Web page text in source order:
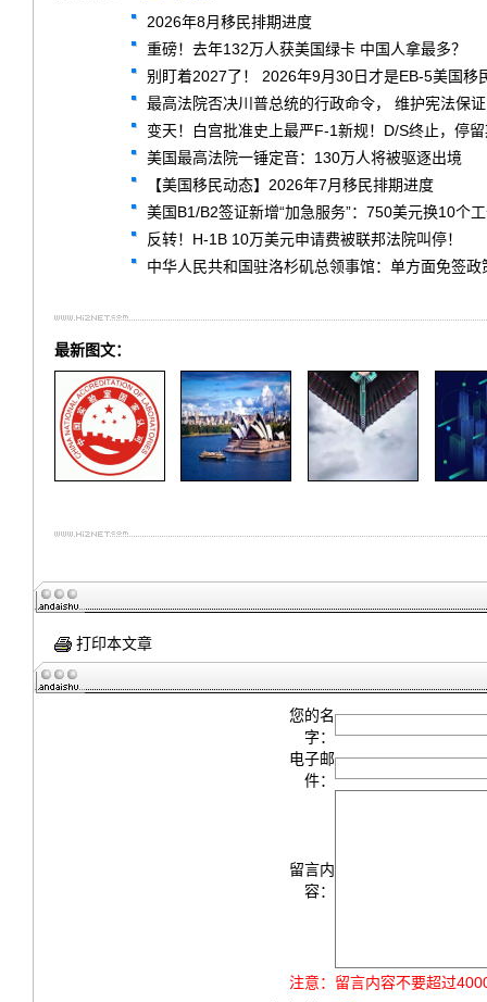
2026年8月移民排期进度
重磅！去年132万人获美国绿卡 中国人拿最多？
别盯着2027了！ 2026年9月30日才是EB-5美国移
最高法院否决川普总统的行政命令， 维护宪法保
变天！白宫批准史上最严F-1新规！D/S终止，停
美国最高法院一锤定音：130万人将被驱逐出境
【美国移民动态】2026年7月移民排期进度
美国B1/B2签证新增“加急服务”：750美元换10个
反转！H-1B 10万美元申请费被联邦法院叫停！
中华人民共和国驻洛杉矶总领事馆：单方面免签
最新图文：
打印本文章
您的名
字：
电子邮
件：
留言内
容：
注意： 留言内容不要超过